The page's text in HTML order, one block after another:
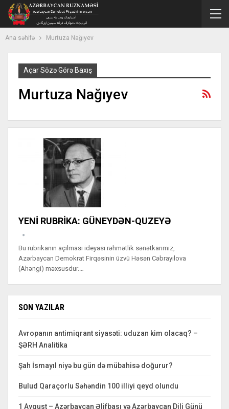
Ana səhifə Murtuza Nağıyev
Açar Sözə Görə Baxış
Murtuza Nağıyev
YENİ RUBRİKA: GÜNEYDƏN-QUZEYƏ
Bu rubrikanın açılması ideyası rəhmətlik sənətkarımız,
Azərbaycan Demokrat Firqəsinin üzvü Həsən Cəbrayılova
(Ahəngi) məxsusdur.…
SON YAZILAR
Avropanın antimiqrant siyasəti: uduzan kim olacaq? –
ŞƏRH Analitika
Şah İsmayıl niyə bu gün də mübahisə doğurur?
Bulud Qaraçorlu Səhəndin 100 illiyi qeyd olundu
1 Avqust – Azərbaycan Əlifbası və Azərbaycan Dili Günü